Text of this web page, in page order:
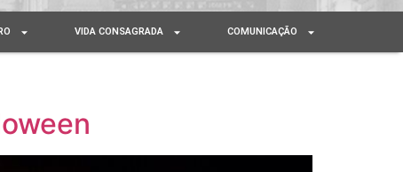
VIDA CONSAGRADA COMUNICAÇÃO